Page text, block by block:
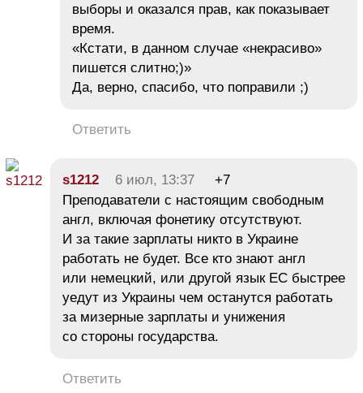
выборы и оказался прав, как показывает
время.
«Кстати, в данном случае «некрасиво»
пишется слитно;)»
Да, верно, спасибо, что поправили ;)
Ответить
s1212 6 июл, 13:37
+7
Преподаватели с настоящим свободным
англ, включая фонетику отсутствуют.
И за такие зарплаты никто в Украине
работать не будет. Все кто знают англ
или немецкий, или другой язык ЕС быстрее
уедут из Украины чем останутся работать
за мизерные зарплаты и унижения
со стороны государства.
Ответить